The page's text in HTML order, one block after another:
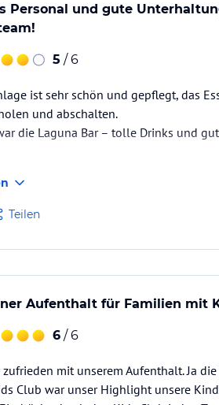
Personal und gute
5 / 6
ist sehr schön und gepflegt, das
und abschalten.
die Laguna Bar – tolle Drinks und
die mit ihrer freundlichen Art, ihrer
gesorgt haben. Bei Fragen oder
Teilen
Aufenthalt für Familien mit
6 / 6
mit unserem Aufenthalt. Ja
Club war unser Highlight unsere